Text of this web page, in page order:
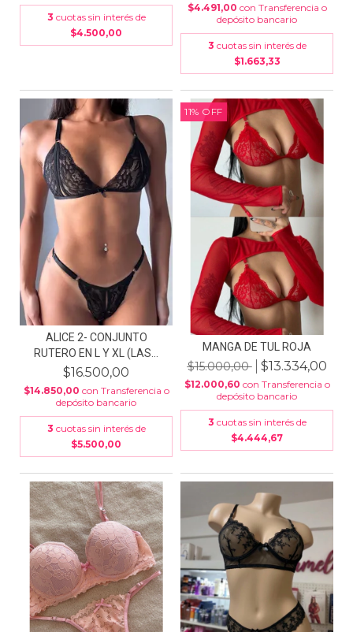
3 cuotas sin interés de
$4.500,00
$4.491,00 con Transferencia o
depósito bancario
3 cuotas sin interés de
$1.663,33
ALICE 2- CONJUNTO
RUTERO EN L Y XL (LAS...
$16.500,00
$14.850,00 con Transferencia o
depósito bancario
3 cuotas sin interés de
$5.500,00
11% OFF
MANGA DE TUL ROJA
$15.000,00 $13.334,00
$12.000,60 con Transferencia o
depósito bancario
3 cuotas sin interés de
$4.444,67